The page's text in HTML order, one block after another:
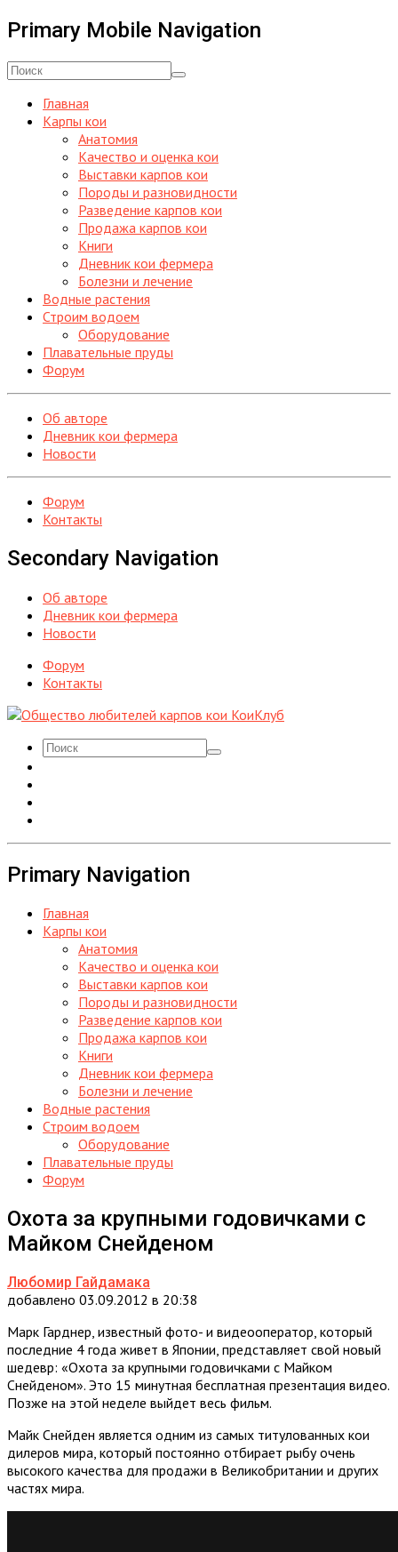
Primary Mobile Navigation
Главная
Карпы кои
Анатомия
Качество и оценка кои
Выставки карпов кои
Породы и разновидности
Разведение карпов кои
Продажа карпов кои
Книги
Дневник кои фермера
Болезни и лечение
Водные растения
Строим водоем
Оборудование
Плавательные пруды
Форум
Об авторе
Дневник кои фермера
Новости
Форум
Контакты
Secondary Navigation
Об авторе
Дневник кои фермера
Новости
Форум
Контакты
Primary Navigation
Главная
Карпы кои
Анатомия
Качество и оценка кои
Выставки карпов кои
Породы и разновидности
Разведение карпов кои
Продажа карпов кои
Книги
Дневник кои фермера
Болезни и лечение
Водные растения
Строим водоем
Оборудование
Плавательные пруды
Форум
Охота за крупными годовичками с
Майком Снейденом
Любомир Гайдамака
добавлено 03.09.2012 в 20:38
Марк Гарднер, известный фото- и видеооператор, который
последние 4 года живет в Японии, представляет свой новый
шедевр: «Охота за крупными годовичками с Майком
Снейденом». Это 15 минутная бесплатная презентация видео.
Позже на этой неделе выйдет весь фильм.
Майк Снейден является одним из самых титулованных кои
дилеров мира, который постоянно отбирает рыбу очень
высокого качества для продажи в Великобритании и других
частях мира.